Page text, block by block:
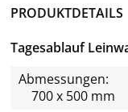
PRODUKTDETAILS
Tagesablauf
Abmessungen:
700 x 500 mm